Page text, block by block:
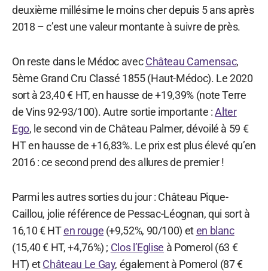
deuxième millésime le moins cher depuis 5 ans après
2018 – c’est une valeur montante à suivre de près.
On reste dans le Médoc avecChâteau Camensac,
5ème Grand Cru Classé 1855 (Haut-Médoc). Le 2020
sort à 23,40 € HT, en hausse de +19,39% (note Terre
de Vins 92-93/100). Autre sortie importante :Alter
Ego, le second vin de Château Palmer, dévoilé à 59 €
HT en hausse de +16,83%. Le prix est plus élevé qu’en
2016 : ce second prend des allures de premier !
Parmi les autres sorties du jour : Château Pique-
Caillou, jolie référence de Pessac-Léognan, qui sort à
16,10 € HTen rouge (+9,52%, 90/100) eten blanc
(15,40 € HT, +4,76%) ; Clos l’Eglise à Pomerol (63 €
HT) etChâteau Le Gay, également à Pomerol (87 €